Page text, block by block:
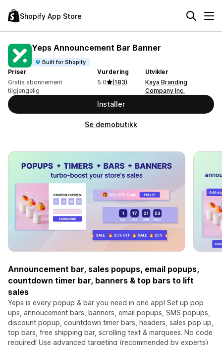
Shopify App Store
Yeps Announcement Bar Banner
Built for Shopify
Priser
Gratis abonnement
tilgjengelig
Vurdering
5.0
(183)
Utvikler
Kaya Branding
Company Inc.
Installer
Se demobutikk
Announcement bar, sales popups, email popups,
countdown timer bar, banners & top bars to lift
sales
Yeps is every popup & bar you need in one app! Set up pop
ups, annoucement bars, banners, email popups, SMS popups,
discount popup, countdown timer bars, headers, sales pop up,
top bars, free shipping bar, scrolling text & marquees. No code
required! Use advanced targeting (recommended by experts)